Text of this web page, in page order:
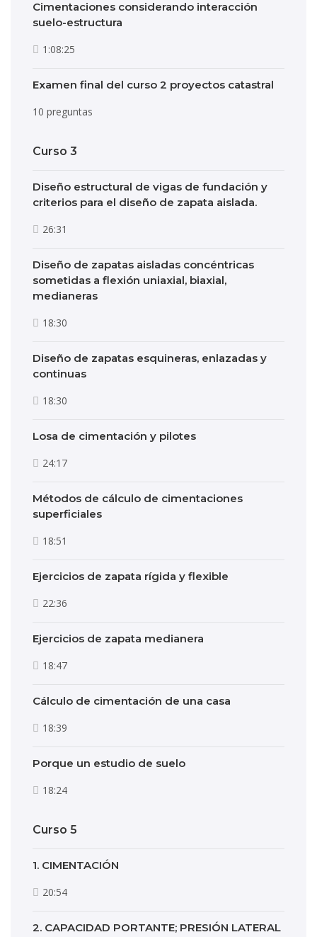
Cimentaciones considerando interacción
suelo-estructura
1:08:25
Examen final del curso 2 proyectos catastral
10 preguntas
Curso 3
Diseño estructural de vigas de fundación y
criterios para el diseño de zapata aislada.
26:31
Diseño de zapatas aisladas concéntricas
sometidas a flexión uniaxial, biaxial,
medianeras
18:30
Diseño de zapatas esquineras, enlazadas y
continuas
18:30
Losa de cimentación y pilotes
24:17
Métodos de cálculo de cimentaciones
superficiales
18:51
Ejercicios de zapata rígida y flexible
22:36
Ejercicios de zapata medianera
18:47
Cálculo de cimentación de una casa
18:39
Porque un estudio de suelo
18:24
Curso 5
1. CIMENTACIÓN
20:54
2. CAPACIDAD PORTANTE; PRESIÓN LATERAL